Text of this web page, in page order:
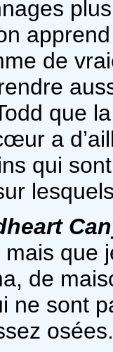
de
que
a
qui
que
de
ne sont
osées.